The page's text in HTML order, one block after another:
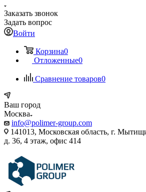
Заказать звонок
Задать вопрос
Войти
Корзина0
Отложенные0
Сравнение товаров0
Ваш город
Москва
info@polimer-group.com
141013, Московская область, г.
д. 36, 4 этаж, офис 414